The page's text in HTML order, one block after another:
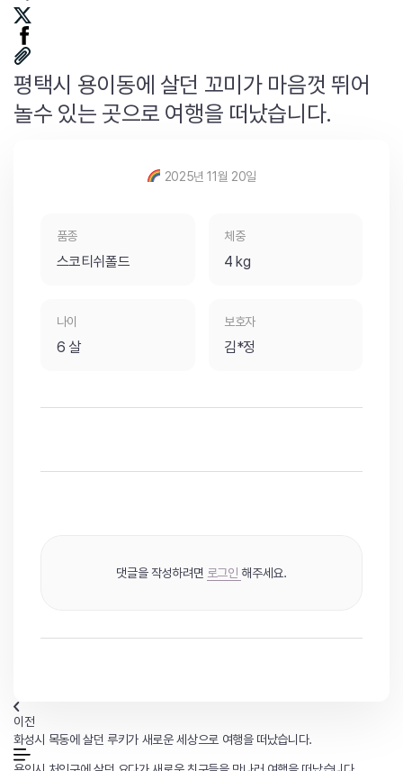
평택시 용이동에 살던 꼬미가 마음껏 뛰어
놀수 있는 곳으로 여행을 떠났습니다.
2025년 11월 20일
품종
스코티쉬폴드
체중
4 kg
나이
6 살
보호자
김*정
댓글을 작성하려면 로그인 해주세요.
이전
화성시 목동에 살던 루키가 새로운 세상으로 여행을 떠났습니다.